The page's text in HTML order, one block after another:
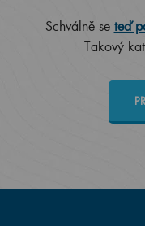
Schválně se teď
Takový